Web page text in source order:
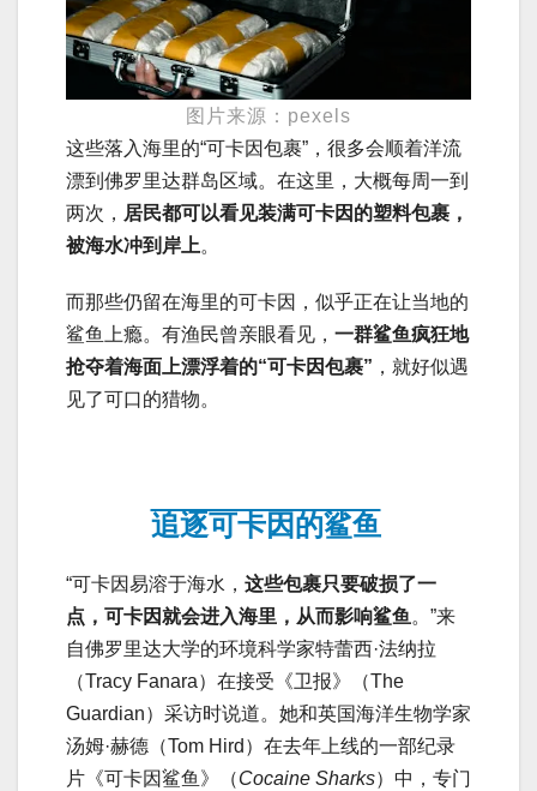
图片来源：pexels
这些落入海里的“可卡因包裹”，很多会顺着洋流
漂到佛罗里达群岛区域。在这里，大概每周一到
两次， 居民都可以看见装满可卡因的塑料包裹，
被海水冲到岸上。
而那些仍留在海里的可卡因，似乎正在让当地的
鲨鱼上瘾。有渔民曾亲眼看见， 一群鲨鱼疯狂地
抢夺着海面上漂浮着的“可卡因包裹” ，就好似遇
见了可口的猎物。
追逐可卡因的鲨鱼
“可卡因易溶于海水， 这些包裹只要破损了一
点，可卡因就会进入海里，从而影响鲨鱼 。”来
自佛罗里达大学的环境科学家特蕾西·法纳拉
（Tracy Fanara）在接受《卫报》（The
Guardian）采访时说道。她和英国海洋生物学家
汤姆·赫德（Tom Hird）在去年上线的一部纪录
片《可卡因鲨鱼》（Cocaine Sharks）中，专门